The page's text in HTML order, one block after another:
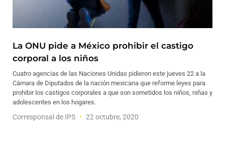
La ONU pide a México prohibir el castigo
corporal a los niños
Cuatro agencias de las Naciones Unidas pidieron este jueves 22 a la
Cámara de Diputados de la nación mexicana que reforme leyes para
prohibir los castigos corporales a que son sometidos los niños, niñas y
adolescentes en los hogares.
Corresponsal de IPS 22 octubre, 2020